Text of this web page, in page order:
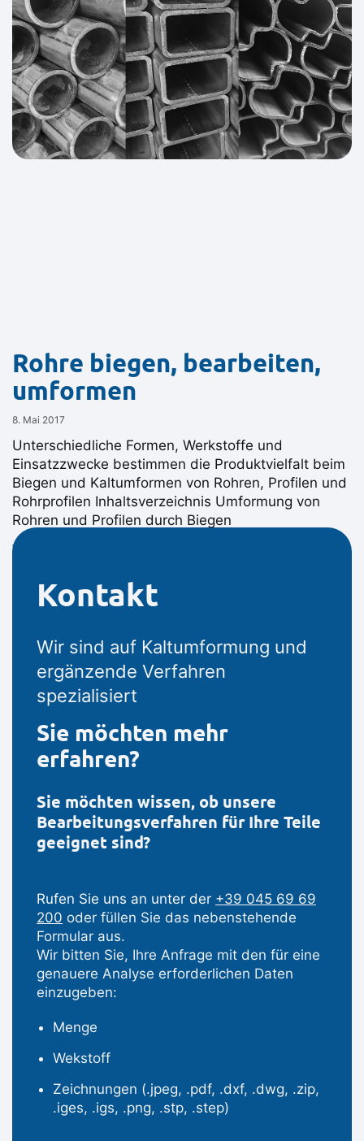
Rohre biegen, bearbeiten,
umformen
8. Mai 2017
Unterschiedliche Formen, Werkstoffe und
Einsatzzwecke bestimmen die Produktvielfalt beim
Biegen und Kaltumformen von Rohren, Profilen und
Rohrprofilen Inhaltsverzeichnis Umformung von
Rohren und Profilen durch Biegen
Weiterlesen ⟶
Kontakt
Wir sind auf Kaltumformung und
ergänzende Verfahren
spezialisiert
Sie möchten mehr
erfahren?
Sie möchten wissen, ob unsere
Bearbeitungsverfahren für Ihre Teile
geeignet sind?
Rufen Sie uns an unter der +39 045 69 69
200 oder füllen Sie das nebenstehende
Formular aus.
Wir bitten Sie, Ihre Anfrage mit den für eine
genauere Analyse erforderlichen Daten
einzugeben:
Menge
Wekstoff
Zeichnungen (.jpeg, .pdf, .dxf, .dwg, .zip,
.iges, .igs, .png, .stp, .step)